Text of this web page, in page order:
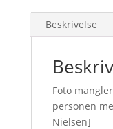
Beskrivelse
Foto
personen
Nielsen]